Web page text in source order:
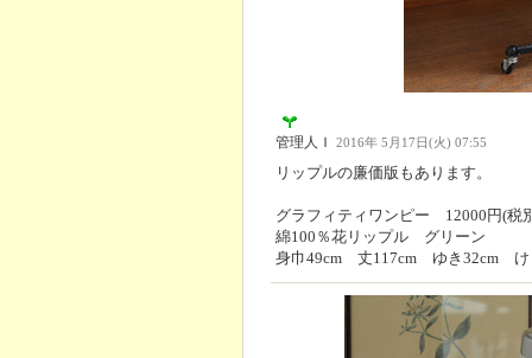
管理人Ｉ 2016年 5月17日(火) 07:55
リップルの廉価版もあります。
グラフィティワンピー 12000円(税
綿100％花リップル グリーン
身巾49cm 丈117cm ゆき32cm け